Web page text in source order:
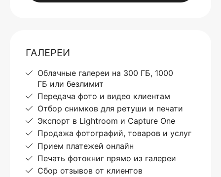
ГАЛЕРЕИ
Облачные галереи на 300 ГБ, 1000
ГБ или безлимит
Передача фото и видео клиентам
Отбор снимков для ретуши и печати
Экспорт в Lightroom и Capture One
Продажа фотографий, товаров и услуг
Прием платежей онлайн
Печать фотокниг прямо из галереи
Сбор отзывов от клиентов